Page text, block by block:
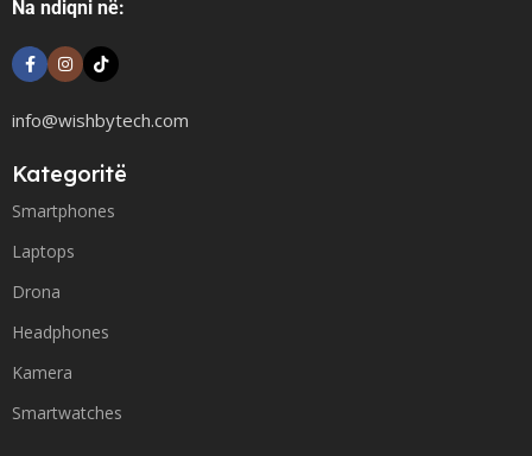
Na ndiqni në:
info@wishbytech.com
Kategoritë
Smartphones
Laptops
Drona
Headphones
Kamera
Smartwatches